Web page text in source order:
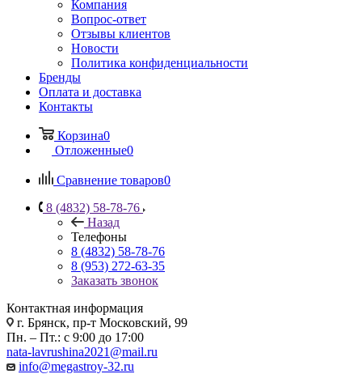
Компания
Вопрос-ответ
Отзывы клиентов
Новости
Политика конфиденциальности
Бренды
Оплата и доставка
Контакты
Корзина0
Отложенные0
Сравнение товаров0
8 (4832) 58-78-76
Назад
Телефоны
8 (4832) 58-78-76
8 (953) 272-63-35
Заказать звонок
Контактная информация
г. Брянск, пр-т Московский, 99
Пн. – Пт.: с 9:00 до 17:00
nata-lavrushina2021@mail.ru
info@megastroy-32.ru